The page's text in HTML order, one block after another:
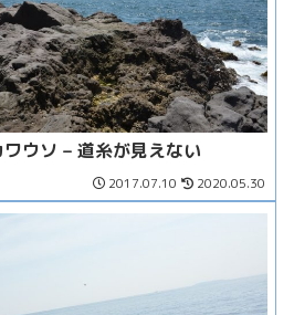
ウソ – 道糸が見えない
2017.07.10 2020.05.30